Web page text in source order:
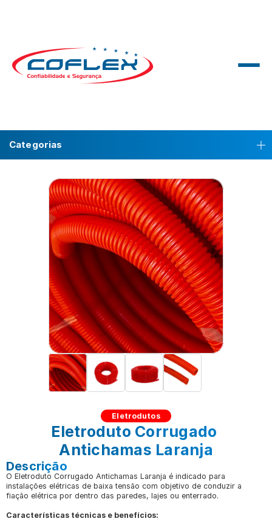
Categorias
Eletrodutos
Eletroduto Corrugado
Antichamas Laranja
Descrição
O Eletroduto Corrugado Antichamas Laranja é indicado para
instalações elétricas de baixa tensão com objetivo de conduzir a
fiação elétrica por dentro das paredes, lajes ou enterrado.
Características técnicas e benefícios: